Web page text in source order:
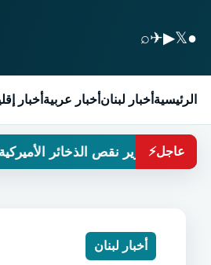
●
𝕏
▶
✈
⌕
الرئيسية أخبار لبنان أخبار عربية أخبار
عاجل⚡
نقص الذخائر الأميركية تثير غضب
أخبار لبنان